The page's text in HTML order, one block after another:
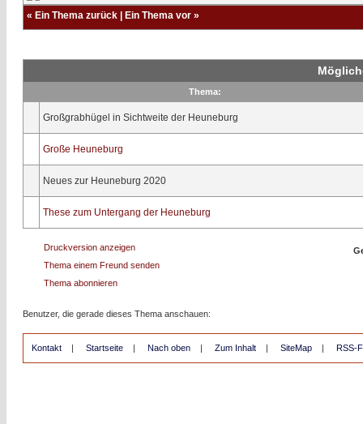
« Ein Thema zurück Ein Thema vor »
Thema:
Großgrabhügel in Sichtweite der Heuneburg
Große Heuneburg
Neues zur Heuneburg 2020
These zum Untergang der Heuneburg
Druckversion anzeigen
Thema einem Freund senden
Thema abonnieren
Benutzer, die gerade dieses Thema anschauen:
Kontakt | Startseite | Nach oben | Zum Inhalt | SiteMap | RSS-